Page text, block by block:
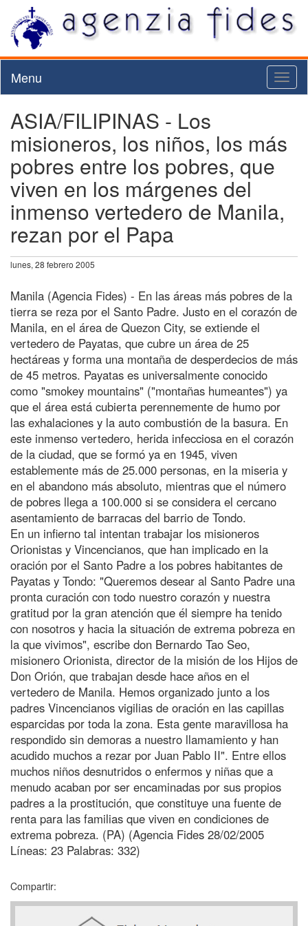
Menu
ASIA/FILIPINAS - Los
misioneros, los niños, los más
pobres entre los pobres, que
viven en los márgenes del
inmenso vertedero de Manila,
rezan por el Papa
lunes, 28 febrero 2005
Manila (Agencia Fides) - En las áreas más pobres de la
tierra se reza por el Santo Padre. Justo en el corazón de
Manila, en el área de Quezon City, se extiende el
vertedero de Payatas, que cubre un área de 25
hectáreas y forma una montaña de desperdecios de más
de 45 metros. Payatas es universalmente conocido
como "smokey mountains" ("montañas humeantes") ya
que el área está cubierta perennemente de humo por
las exhalaciones y la auto combustión de la basura. En
este inmenso vertedero, herida infecciosa en el corazón
de la ciudad, que se formó ya en 1945, viven
establemente más de 25.000 personas, en la miseria y
en el abandono más absoluto, mientras que el número
de pobres llega a 100.000 si se considera el cercano
asentamiento de barracas del barrio de Tondo.
En un infierno tal intentan trabajar los misioneros
Orionistas y Vincencianos, que han implicado en la
oración por el Santo Padre a los pobres habitantes de
Payatas y Tondo: "Queremos desear al Santo Padre una
pronta curación con todo nuestro corazón y nuestra
gratitud por la gran atención que él siempre ha tenido
con nosotros y hacia la situación de extrema pobreza en
la que vivimos", escribe don Bernardo Tao Seo,
misionero Orionista, director de la misión de los Hijos de
Don Orión, que trabajan desde hace años en el
vertedero de Manila. Hemos organizado junto a los
padres Vincencianos vigilias de oración en las capillas
esparcidas por toda la zona. Esta gente maravillosa ha
respondido sin demoras a nuestro llamamiento y han
acudido muchos a rezar por Juan Pablo II". Entre ellos
muchos niños desnutridos o enfermos y niñas que a
menudo acaban por ser encaminadas por sus propios
padres a la prostitución, que constituye una fuente de
renta para las familias que viven en condiciones de
extrema pobreza. (PA) (Agencia Fides 28/02/2005
Líneas: 23 Palabras: 332)
Compartir: